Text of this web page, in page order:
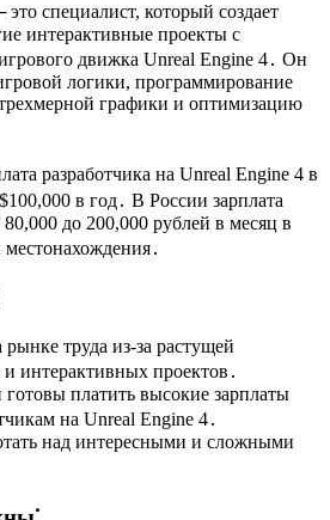
это специалист, который создает
интерактивные проекты с
движка Unreal Engine 4․ Он
логики, программирование
графики и оптимизацию
разработчика на Unreal Engine 4 в
в год․ В России зарплата
до 200,000 рублей в месяц в
труда из-за растущей
интерактивных проектов․
платить высокие зарплаты
на Unreal Engine 4․
над интересными и сложными